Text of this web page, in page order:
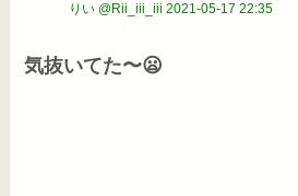
りい @Rii_iii_iii 2021-05-17 22:35
気抜いてた〜😦